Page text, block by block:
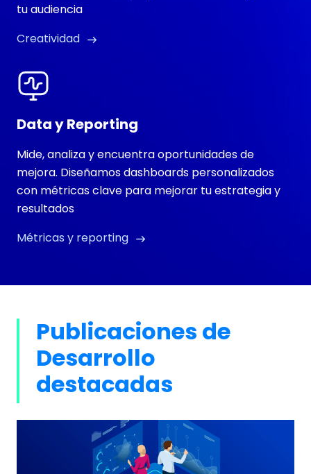
tu audiencia
Creatividad
Data y Reporting
Mide, analiza y encuentra oportunidades de
mejora. Diseñamos dashboards personalizados
con métricas clave para mejorar tu estrategia y
resultados
Métricas y reporting
Publicaciones de
Desarrollo
destacadas